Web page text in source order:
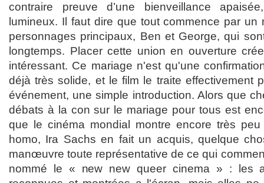
contraire preuve d’une bienveillance
lumineux. Il faut dire que tout commence par
personnages principaux, Ben et George, qui
longtemps. Placer cette union en ouverture
intéressant. Ce mariage n'est qu'une
déjà très solide, et le film le traite effectivement
événement, une simple introduction. Alors que
débats à la con sur le mariage pour tous est
que le cinéma mondial montre encore très
homo, Ira Sachs en fait un acquis, quelque
manœuvre toute représentative de ce qui
nommé le « new new queer cinema » : les